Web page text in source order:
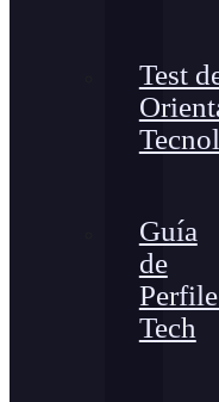
Test
Guía
de
Tech